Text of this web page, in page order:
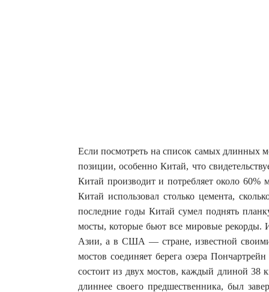
Если посмотреть на список самых длинных
позиции, особенно Китай, что
Китай производит и потребляет около
Китай использовал столько цемента,
последние годы Китай сумел поднять
мосты, которые бьют все мировые рекорды.
Азии, а в США — стране, известной
мостов соединяет берега озера
состоит из двух мостов, каждый длиной 38
длиннее своего предшественника, был